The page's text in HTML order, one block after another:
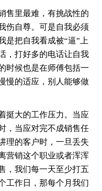
售里最难，有挑战性的
伤自尊。可是自我必须
是把自我看成被“逼”上
，打好多的电话让自我
时候也是在师傅包括一
慢的适应，别人能够做
挺大的工作压力。当应
，当应对完不成销售任
理的客户时，一旦丢失
营销这个职业或者浑浑
，我们每一天至少打五
工作日，那每个月我们